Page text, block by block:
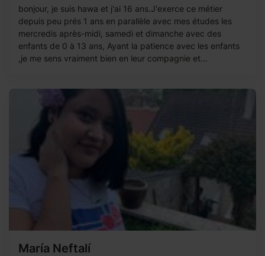
bonjour, je suis hawa et j'ai 16 ans.J'exerce ce métier
depuis peu prés 1 ans en parallèle avec mes études les
mercredis après-midi, samedi et dimanche avec des
enfants de 0 à 13 ans, Ayant la patience avec les enfants
,je me sens vraiment bien en leur compagnie et...
María Neftalí